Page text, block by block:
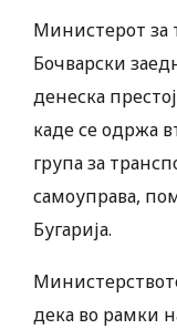
Министерот за
Бочварски
денеска
каде се одржа
група за
самоуправа,
Бугарија.
дека во рамки